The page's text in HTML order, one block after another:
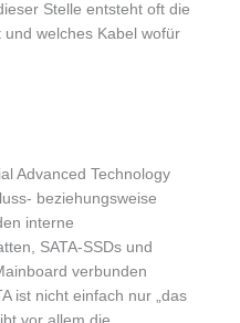
Stelle entsteht oft die
und welches Kabel wofür
Advanced Technology
beziehungsweise
interne
SATA-SSDs und
verbunden
ist nicht einfach nur „das